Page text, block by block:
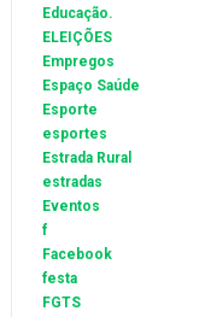
Educação.
ELEIÇÕES
Empregos
Espaço Saúde
Esporte
esportes
Estrada Rural
estradas
Eventos
f
Facebook
festa
FGTS